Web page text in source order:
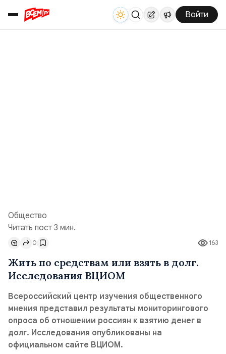
Войти
Общество
Читать пост 3 мин.
163
0
Жить по средствам или взять в долг.
Исследования ВЦИОМ
Всероссийский центр изучения общественного
мнения представил результаты мониторингового
опроса об отношении россиян к взятию денег в
долг. Исследования опубликованы на
официальном сайте ВЦИОМ.